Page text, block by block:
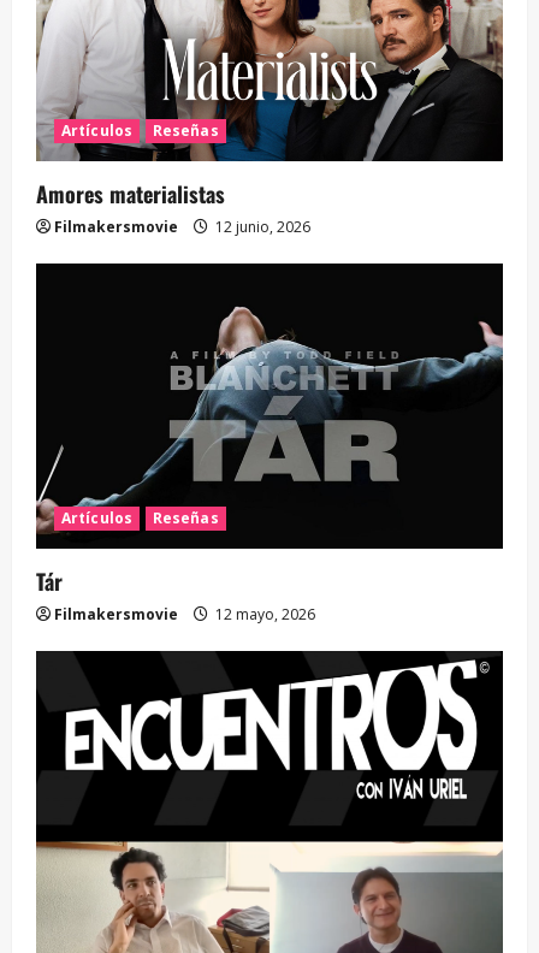
Artículos Reseñas
Amores materialistas
Filmakersmovie 12 junio, 2026
Artículos Reseñas
Tár
Filmakersmovie 12 mayo, 2026